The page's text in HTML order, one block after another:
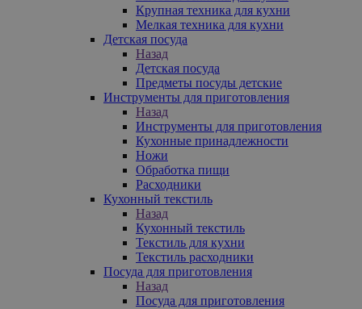
Крупная техника для кухни
Мелкая техника для кухни
Детская посуда
Назад
Детская посуда
Предметы посуды детские
Инструменты для приготовления
Назад
Инструменты для приготовления
Кухонные принадлежности
Ножи
Обработка пищи
Расходники
Кухонный текстиль
Назад
Кухонный текстиль
Текстиль для кухни
Текстиль расходники
Посуда для приготовления
Назад
Посуда для приготовления